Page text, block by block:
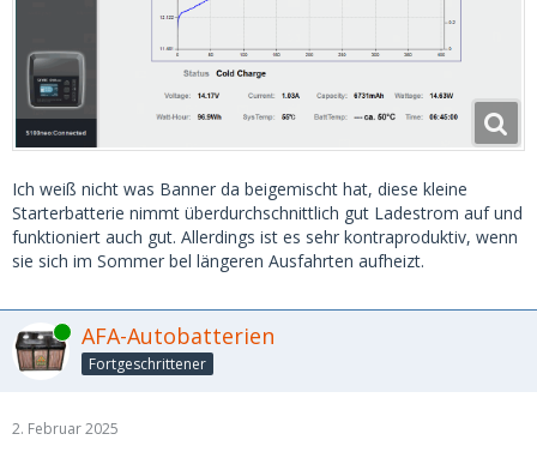
Ich weiß nicht was Banner da beigemischt hat, diese kleine
Starterbatterie nimmt überdurchschnittlich gut Ladestrom auf und
funktioniert auch gut. Allerdings ist es sehr kontraproduktiv, wenn
sie sich im Sommer bel längeren Ausfahrten aufheizt.
Online AFA-Autobatterien
Fortgeschrittener
2. Februar 2025